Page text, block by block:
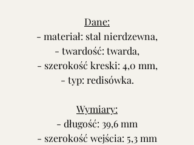
Dane:
- materiał: stal nierdzewna,
- twardość: twarda,
- szerokość kreski: 4,0 mm,
- typ: redisówka.
Wymiary:
- długość: 39,6 mm
- szerokość wejścia: 5,3 mm